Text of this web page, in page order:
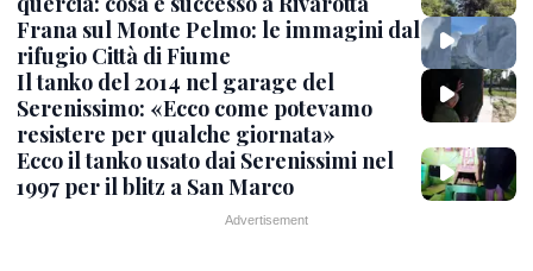
Frana sul Monte Pelmo: le immagini dal
rifugio Città di Fiume
Il tanko del 2014 nel garage del
Serenissimo: «Ecco come potevamo
resistere per qualche giornata»
Ecco il tanko usato dai Serenissimi nel
1997 per il blitz a San Marco